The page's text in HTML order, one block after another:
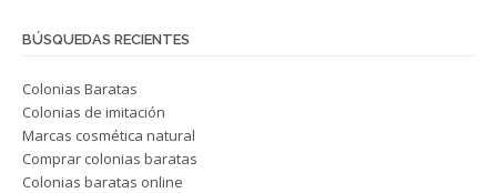
BÚSQUEDAS RECIENTES
Colonias Baratas
Colonias de imitación
Marcas cosmética natural
Comprar colonias baratas
Colonias baratas online